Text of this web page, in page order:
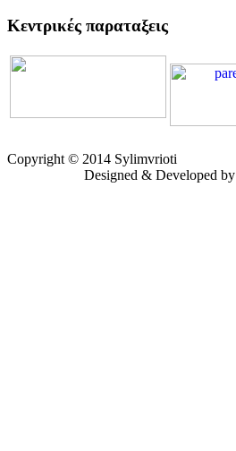
Κεντρικές παραταξεις
Copyright © 2014 Sylimvrioti
Designed & Developed by